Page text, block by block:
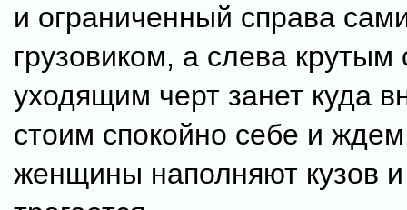
и ограниченный справа
грузовиком, а слева крутым
уходящим черт занет куда
стоим спокойно себе и
женщины наполняют кузов и